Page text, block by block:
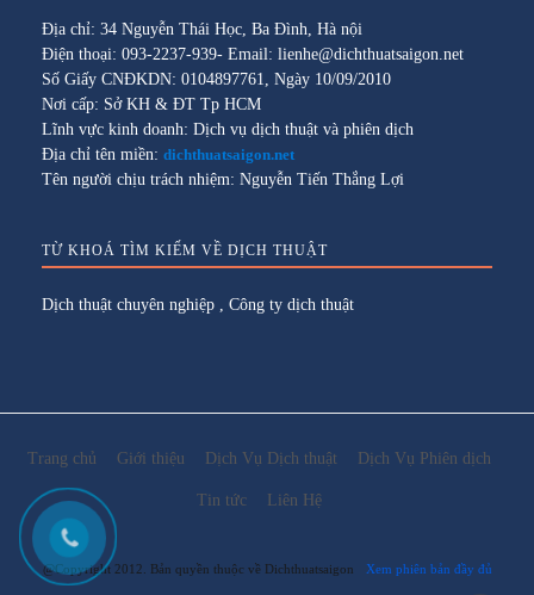
Địa chỉ: 34 Nguyễn Thái Học, Ba Đình, Hà nội
Điện thoại: 093-2237-939- Email: lienhe@dichthuatsaigon.net
Số Giấy CNĐKDN: 0104897761, Ngày 10/09/2010
Nơi cấp: Sở KH & ĐT Tp HCM
Lĩnh vực kinh doanh: Dịch vụ dịch thuật và phiên dịch
Địa chỉ tên miền: dichthuatsaigon.net
Tên người chịu trách nhiệm: Nguyễn Tiến Thắng Lợi
TỪ KHOÁ TÌM KIẾM VỀ DỊCH THUẬT
Dịch thuật chuyên nghiệp , Công ty dịch thuật
Trang chủ Giới thiệu Dịch Vụ Dịch thuật Dịch Vụ Phiên dịch
Tin tức Liên Hệ
@Copyright 2012. Bản quyền thuộc về Dichthuatsaigon Xem phiên bản đầy đủ